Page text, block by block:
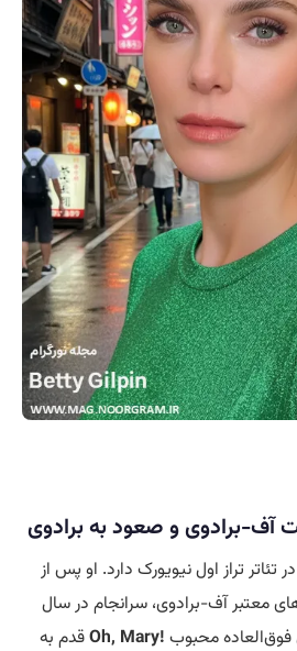
آف-برادوی و صعود به برادوی
تراز اول نیویورک دارد. او پس از
آف-برادوی، سرانجام در سال
!Oh, Mary
قدم به